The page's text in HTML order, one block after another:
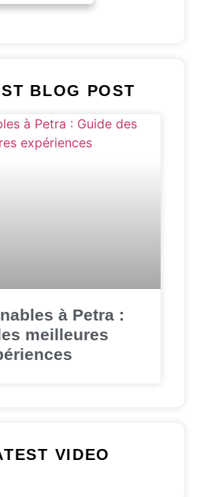
BLOG POST
à Petra :
meilleures
VIDEO